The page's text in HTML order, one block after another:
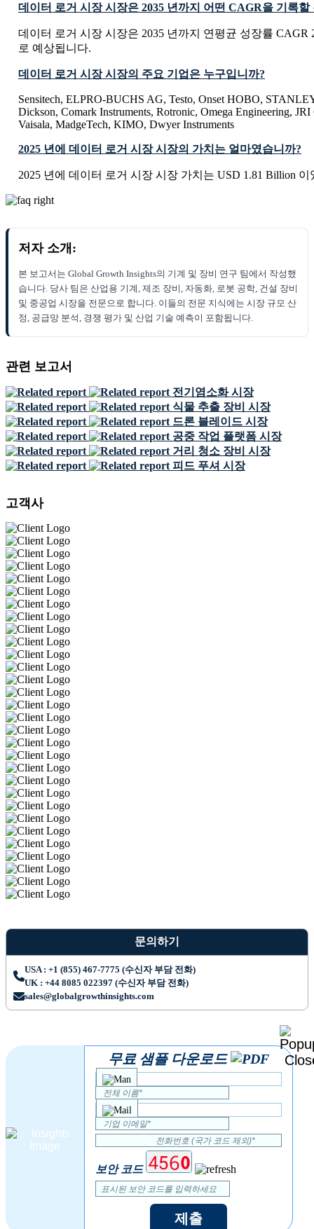
데이터 로거 시장 시장은 2035 년까지 어떤 CAGR을 기록
데이터 로거 시장 시장은 2035 년까지 연평균 성장률 CAGR
로 예상됩니다.
데이터 로거 시장 시장의 주요 기업은 누구입니까?
Sensitech, ELPRO-BUCHS AG, Testo, Onset HOBO,
Dickson, Comark Instruments, Rotronic, Omega Engineering,
Vaisala, MadgeTech, KIMO, Dwyer Instruments
2025 년에 데이터 로거 시장 시장의 가치는 얼마였습니까?
2025 년에 데이터 로거 시장 시장 가치는 USD 1.81 Billion 이
저자 소개:
본 보고서는 Global Growth Insights의 기계 및 장비 연구 팀에서 작성했
습니다. 당사 팀은 산업용 기계, 제조 장비, 자동화, 로봇 공학, 건설 장비
및 중공업 시장을 전문으로 합니다. 이들의 전문 지식에는 시장 규모 산
정, 공급망 분석, 경쟁 평가 및 산업 기술 예측이 포함됩니다.
관련 보고서
전기염소화 시장
식물 추출 장비 시장
드론 블레이드 시장
공중 작업 플랫폼 시장
거리 청소 장비 시장
피드 푸셔 시장
고객사
문의하기
USA : +1 (855) 467-7775 (수신자 부담 전화)
UK : +44 8085 022397 (수신자 부담 전화)
sales@globalgrowthinsights.com
무료 샘플 다운로드
보안 코드
제출